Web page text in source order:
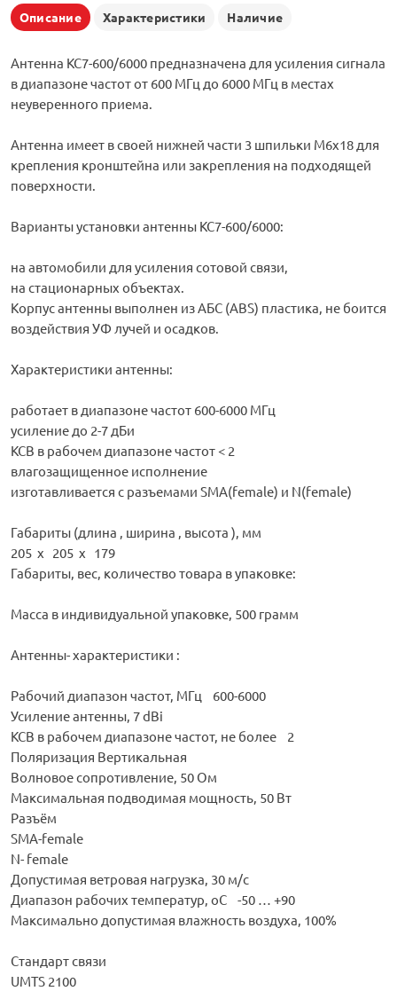
Описание Характеристики Наличие
Антенна KC7-600/6000 предназначена для усиления сигнала
в диапазоне частот от 600 МГц до 6000 МГц в местах
неуверенного приема.
Антенна имеет в своей нижней части 3 шпильки M6x18 для
крепления кронштейна или закрепления на подходящей
поверхности.
Варианты установки антенны KC7-600/6000:
на автомобили для усиления сотовой связи,
на стационарных объектах.
Корпус антенны выполнен из АБС (ABS) пластика, не боится
воздействия УФ лучей и осадков.
Характеристики антенны:
работает в диапазоне частот 600-6000 МГц
усиление до 2-7 дБи
КСВ в рабочем диапазоне частот < 2
влагозащищенное исполнение
изготавливается с разъемами SMA(female) и N(female)
Габариты (длина , ширина , высота ), мм
205 x 205 x 179
Габариты, вес, количество товара в упаковке:
Масса в индивидуальной упаковке, 500 грамм
Антенны- характеристики :
Рабочий диапазон частот, МГц 600-6000
Усиление антенны, 7 dBi
КСВ в рабочем диапазоне частот, не более 2
Поляризация Вертикальная
Волновое сопротивление, 50 Ом
Максимальная подводимая мощность, 50 Вт
Разъём
SMA-female
N- female
Допустимая ветровая нагрузка, 30 м/с
Диапазон рабочих температур, оС -50 … +90
Максимально допустимая влажность воздуха, 100%
Стандарт связи
UMTS 2100